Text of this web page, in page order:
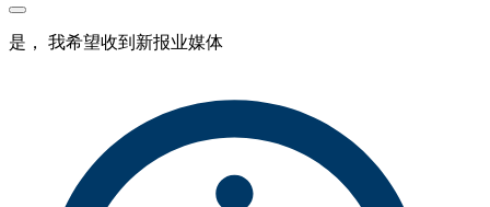
是， 我希望收到新报业媒体